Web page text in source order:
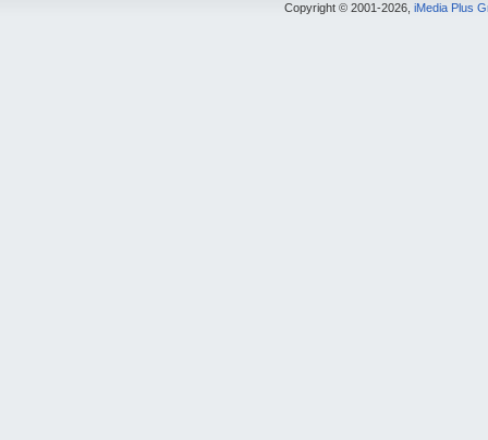
Copyright © 2001-2026, iMedia Plus